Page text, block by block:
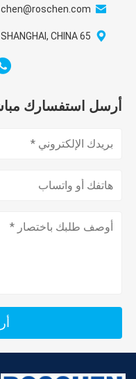
65 EAST XINHUAN ROAD, SHANGHAI, CHINA
أرسل استفسارك